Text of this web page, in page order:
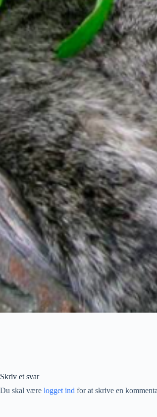
Skriv et svar
Du skal være logget ind for at skrive en